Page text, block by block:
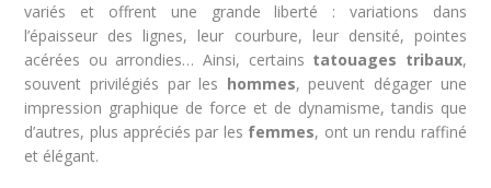
variés et offrent une grande liberté : variations dans
l’épaisseur des lignes, leur courbure, leur densité, pointes
acérées ou arrondies… Ainsi, certains tatouages tribaux,
souvent privilégiés par les hommes, peuvent dégager une
impression graphique de force et de dynamisme, tandis que
d’autres, plus appréciés par les femmes, ont un rendu raffiné
et élégant.